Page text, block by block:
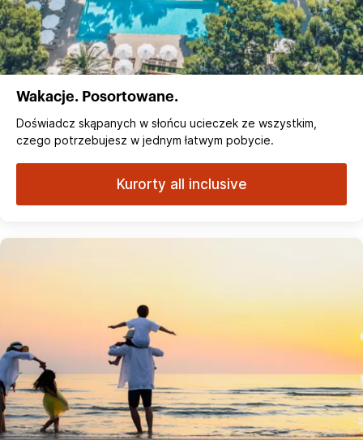
Wakacje. Posortowane.
Doświadcz skąpanych w słońcu ucieczek ze wszystkim,
czego potrzebujesz w jednym łatwym pobycie.
Kurorty all inclusive